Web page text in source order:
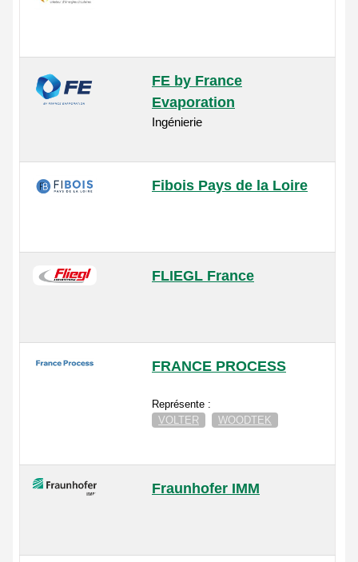
FE by France
Evaporation
Ingénierie
Fibois Pays de la Loire
FLIEGL France
FRANCE PROCESS
Représente :
VOLTER
WOODTEK
Fraunhofer IMM